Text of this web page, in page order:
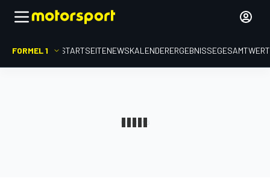
FORMEL 1 STARTSEITENEWSKALENDERERGEBNISSE